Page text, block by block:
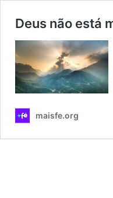
Deus não está
maisfe.org